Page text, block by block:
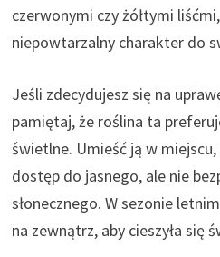
czerwonymi czy żółtymi
niepowtarzalny charakter do
Jeśli zdecydujesz się na
pamiętaj, że roślina ta
świetlne. Umieść ją w miejscu,
dostęp do jasnego, ale nie
słonecznego. W sezonie
na zewnątrz, aby cieszyła się